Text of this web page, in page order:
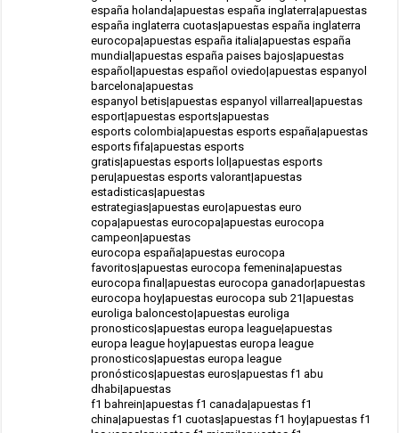
españa holanda|apuestas españa inglaterra|apuestas
españa inglaterra cuotas|apuestas españa inglaterra
eurocopa|apuestas españa italia|apuestas españa
mundial|apuestas españa paises bajos|apuestas
español|apuestas español oviedo|apuestas espanyol
barcelona|apuestas
espanyol betis|apuestas espanyol villarreal|apuestas
esport|apuestas esports|apuestas
esports colombia|apuestas esports españa|apuestas
esports fifa|apuestas esports
gratis|apuestas esports lol|apuestas esports
peru|apuestas esports valorant|apuestas
estadisticas|apuestas
estrategias|apuestas euro|apuestas euro
copa|apuestas eurocopa|apuestas eurocopa
campeon|apuestas
eurocopa españa|apuestas eurocopa
favoritos|apuestas eurocopa femenina|apuestas
eurocopa final|apuestas eurocopa ganador|apuestas
eurocopa hoy|apuestas eurocopa sub 21|apuestas
euroliga baloncesto|apuestas euroliga
pronosticos|apuestas europa league|apuestas
europa league hoy|apuestas europa league
pronosticos|apuestas europa league
pronósticos|apuestas euros|apuestas f1 abu
dhabi|apuestas
f1 bahrein|apuestas f1 canada|apuestas f1
china|apuestas f1 cuotas|apuestas f1 hoy|apuestas f1